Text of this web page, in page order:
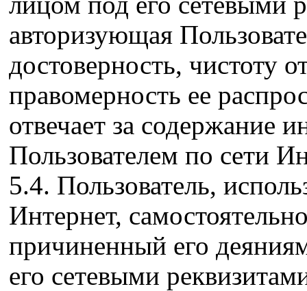
авторизующая
достоверность, чистоту
правомерность ее
отвечает за содержание
Пользователем по сети
5.4. Пользователь,
Интернет,
причиненный его
его сетевыми